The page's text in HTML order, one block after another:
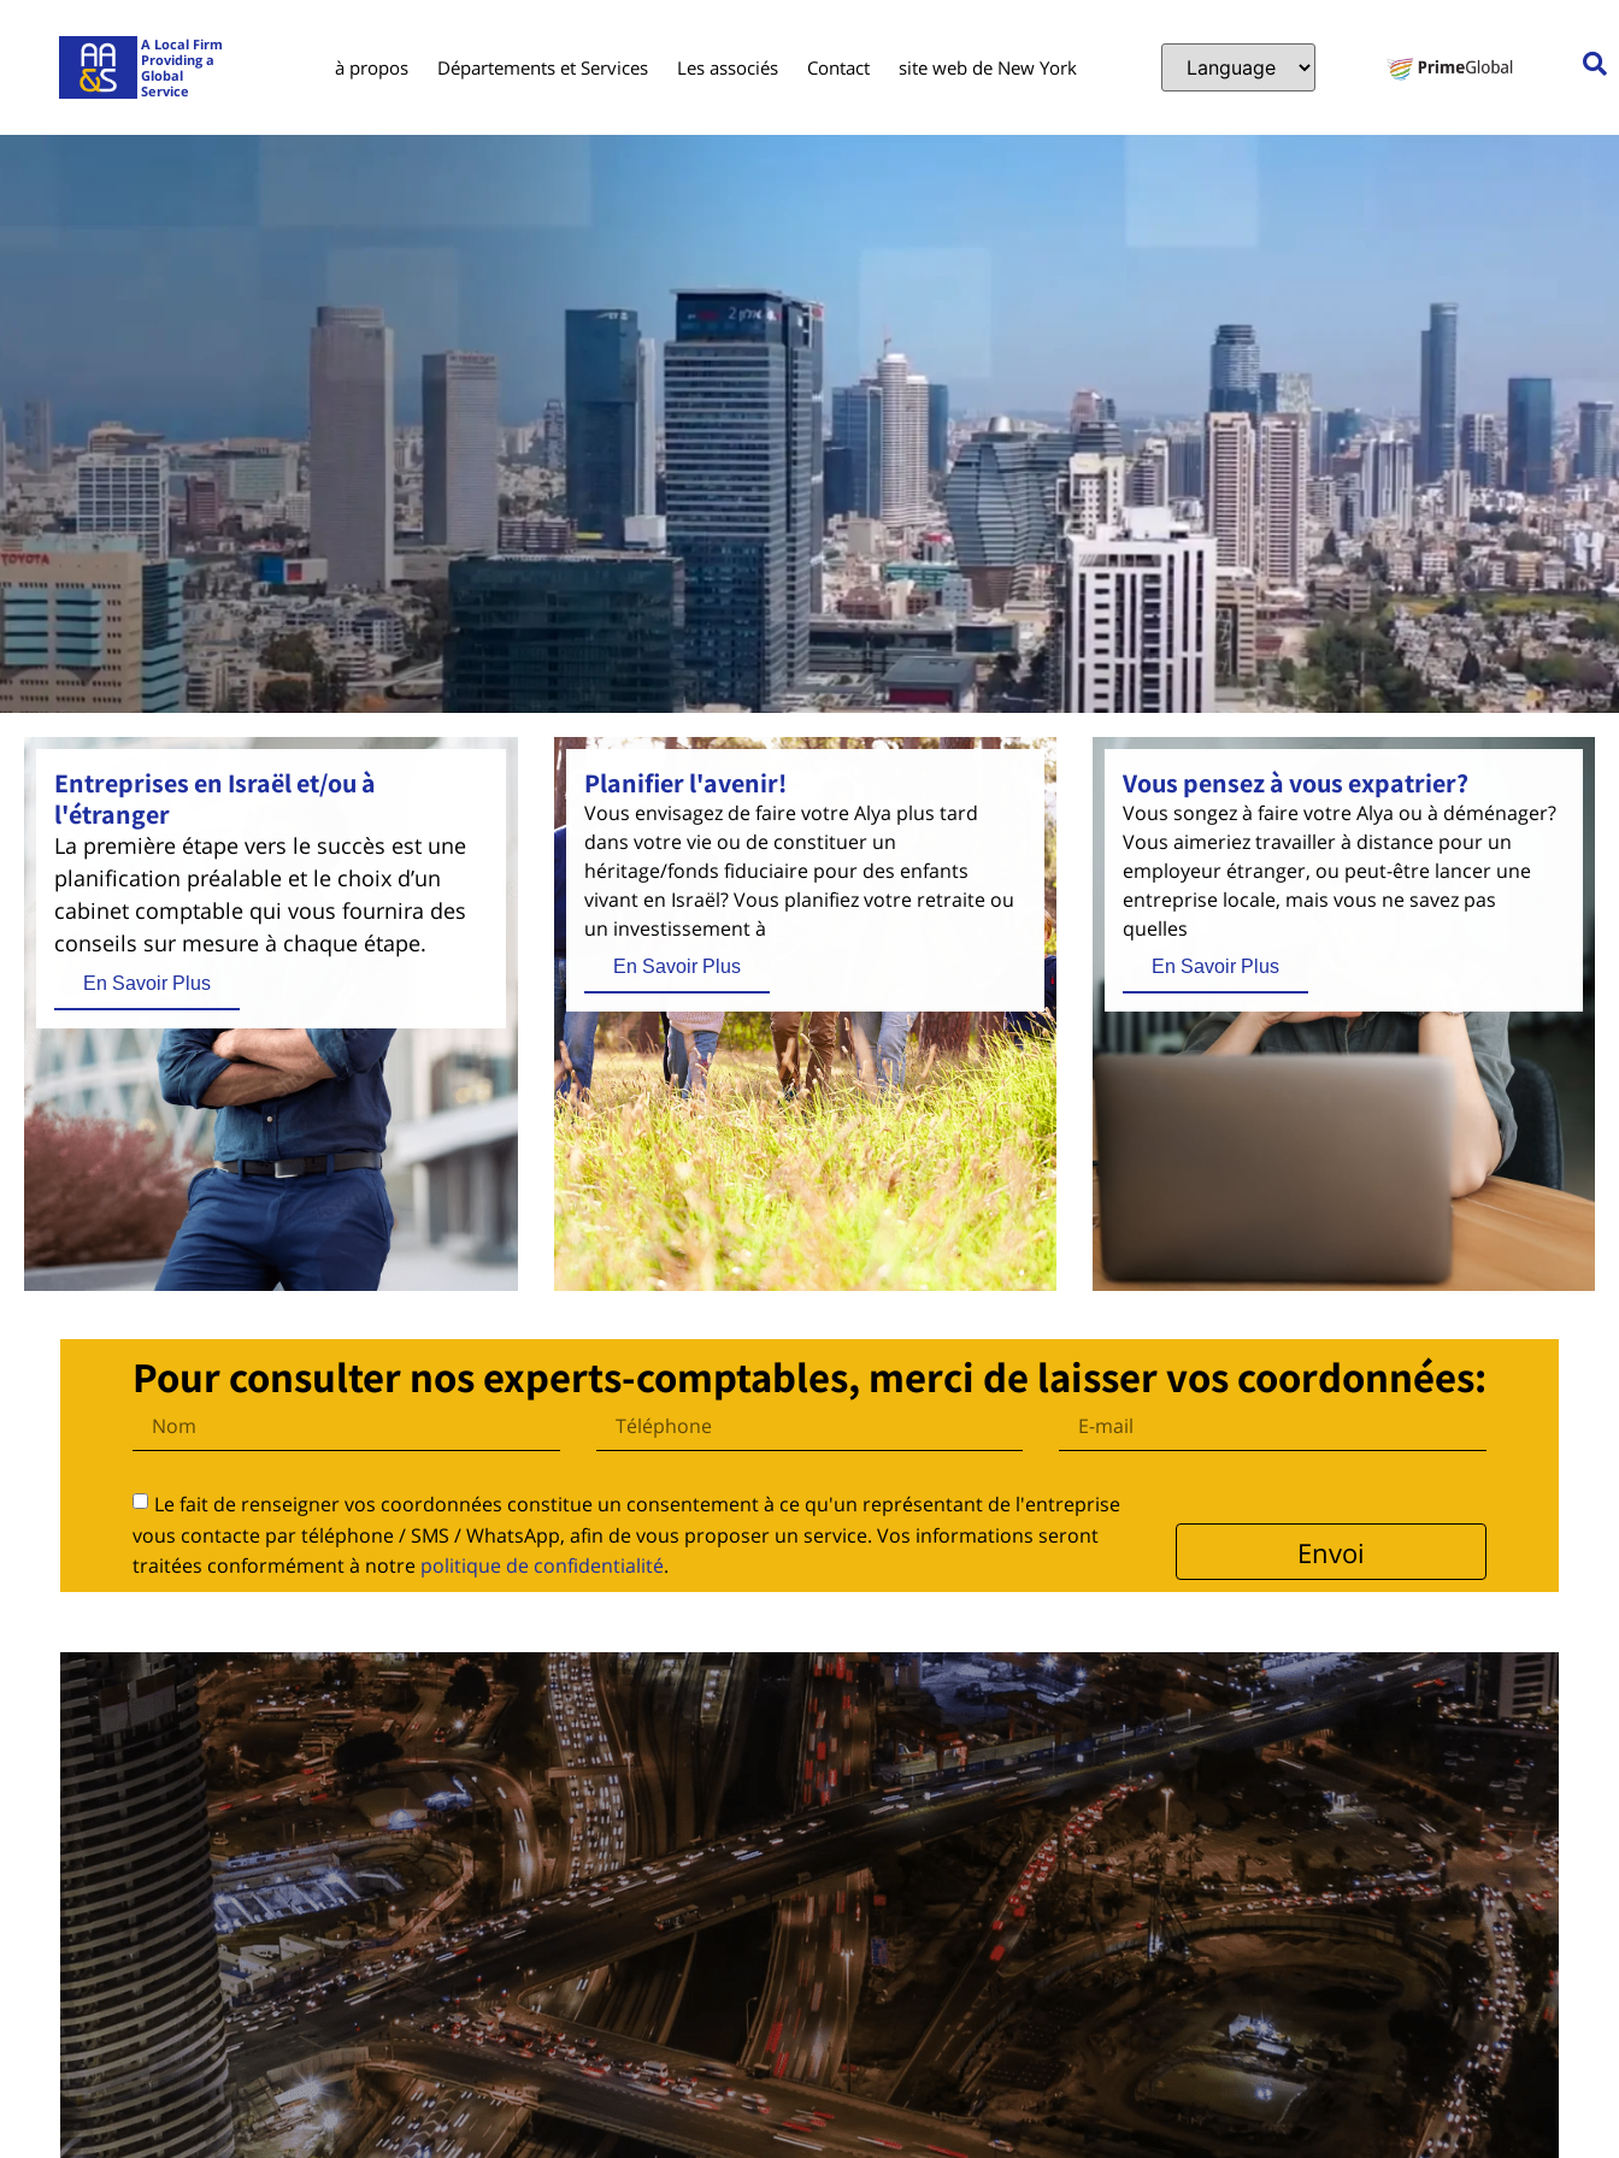
à propos Départements et Services Les associés Contact site web de New York
A Local Firm
Providing a
Global
Service
Entreprises en Israël et/ou à
l'étranger
La première étape vers le succès est une
planification préalable et le choix d’un
cabinet comptable qui vous fournira des
conseils sur mesure à chaque étape.
En Savoir Plus
Planifier l'avenir!
Vous envisagez de faire votre Alya plus tard
dans votre vie ou de constituer un
héritage/fonds fiduciaire pour des enfants
vivant en Israël? Vous planifiez votre retraite ou
un investissement à
En Savoir Plus
Vous pensez à vous expatrier?
Vous songez à faire votre Alya ou à déménager?
Vous aimeriez travailler à distance pour un
employeur étranger, ou peut-être lancer une
entreprise locale, mais vous ne savez pas
quelles
En Savoir Plus
Pour consulter nos experts-comptables, merci de laisser vos coordonnées:
Le fait de renseigner vos coordonnées constitue un consentement à ce qu'un représentant de l'entreprise
vous contacte par téléphone / SMS / WhatsApp, afin de vous proposer un service. Vos informations seront
traitées conformément à notre politique de confidentialité. Envoi